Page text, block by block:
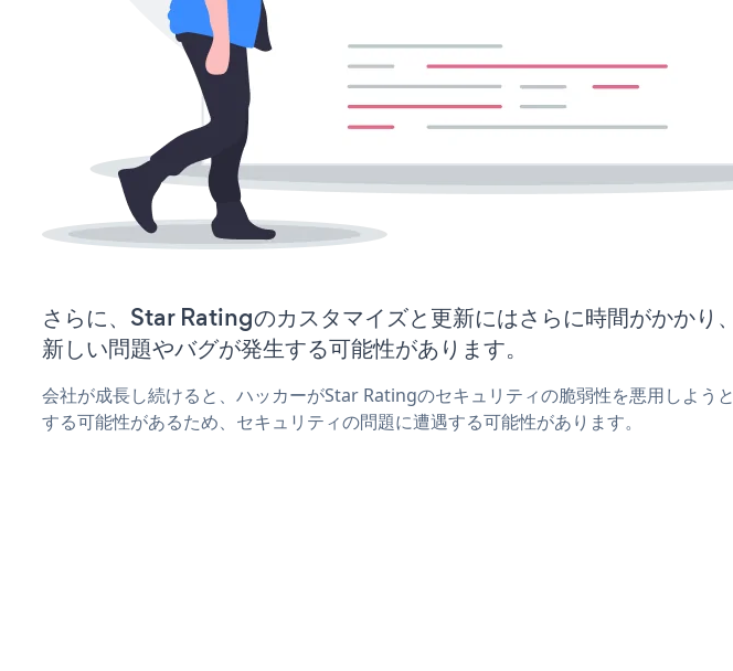
さらに、Star Ratingのカスタマイズと更新にはさらに時間がかかり、
新しい問題やバグが発生する可能性があります。
会社が成長し続けると、ハッカーがStar Ratingのセキュリティの脆弱性を悪用しようと
する可能性があるため、セキュリティの問題に遭遇する可能性があります。